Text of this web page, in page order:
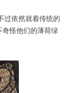
过依然就着传统的
怪他们的薄荷绿